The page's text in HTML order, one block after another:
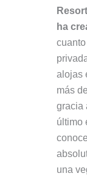
Resort
ha
alojas
más
gracia
último
una